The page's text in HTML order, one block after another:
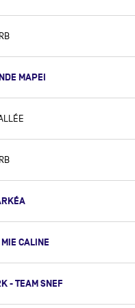
BEUCKE
BEYOU
BOISSIÈRES
BONA
BONAFOUS
BOURAS (OBR)
BOURGNON
MAPEI
CALINE
- TEAM SNEF